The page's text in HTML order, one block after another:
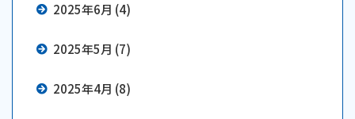
2025年6月 (4)
2025年5月 (7)
2025年4月 (8)